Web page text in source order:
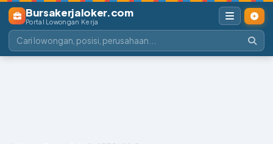
Bursakerjaloker.com
Portal Lowongan Kerja